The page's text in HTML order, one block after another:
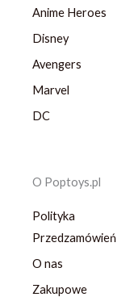
Anime Heroes
Disney
Avengers
Marvel
DC
O Poptoys.pl
Polityka
Przedzamówień
O nas
Zakupowe